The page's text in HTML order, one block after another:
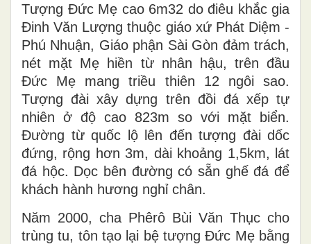
Tượng Đức Mẹ cao 6m32 do điêu khắc gia
Đinh Văn Lượng thuộc giáo xứ Phát Diệm -
Phú Nhuận, Giáo phận Sài Gòn đảm trách,
nét mặt Mẹ hiền từ nhân hậu, trên đầu
Đức Mẹ mang triều thiên 12 ngôi sao.
Tượng đài xây dựng trên đồi đá xếp tự
nhiên ở độ cao 823m so với mặt biển.
Đường từ quốc lộ lên đến tượng đài dốc
đứng, rộng hơn 3m, dài khoảng 1,5km, lát
đá hộc. Dọc bên đường có sẵn ghế đá để
khách hành hương nghỉ chân.
Năm 2000, cha Phêrô Bùi Văn Thục cho
trùng tu, tôn tạo lại bệ tượng Đức Mẹ bằng